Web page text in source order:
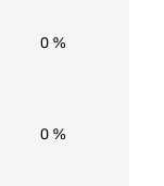
0 %
0 %